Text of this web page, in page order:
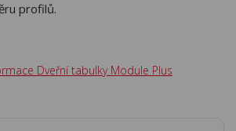
profilů.
Dveřní tabulky Module Plus